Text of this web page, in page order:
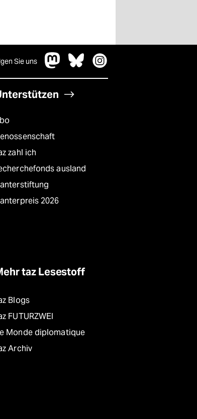
Sie uns
zahl ich
ausland
2026
taz Lesestoff
Blogs
FUTURZWEI
Monde diplomatique
Archiv